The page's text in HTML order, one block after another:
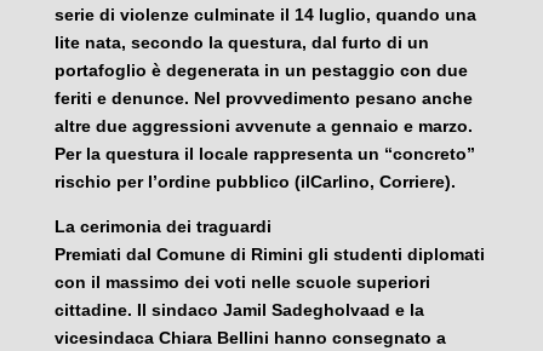
serie di violenze culminate il 14 luglio, quando una
lite nata, secondo la questura, dal furto di un
portafoglio è degenerata in un pestaggio con due
feriti e denunce. Nel provvedimento pesano anche
altre due aggressioni avvenute a gennaio e marzo.
Per la questura il locale rappresenta un “concreto”
rischio per l’ordine pubblico (ilCarlino, Corriere).
La cerimonia dei traguardi
Premiati dal Comune di Rimini gli studenti diplomati
con il massimo dei voti nelle scuole superiori
cittadine. Il sindaco Jamil Sadegholvaad e la
vicesindaca Chiara Bellini hanno consegnato a